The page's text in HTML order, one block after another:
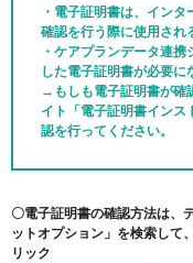
・電子証明書は、イン
確認を行う際に使用され
・ケアプランデータ連
した電子証明書が必要に
→もしも電子証明書が確
イト「電子証明書イン
認を行ってください。
〇電子証明書の確認方法は、
ットオプション」を検索して
リック